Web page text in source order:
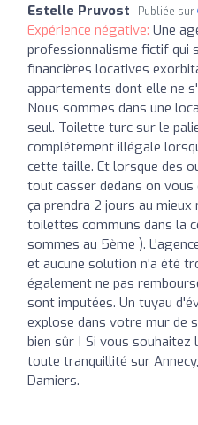
Estelle Pruvost Publiée sur
Expérience négative: Une
professionnalisme fictif qui
financières locatives
appartements dont elle ne
Nous sommes dans une
seul. Toilette turc sur le
complétement illégale
cette taille. Et lorsque des
tout casser dedans on
ça prendra 2 jours au mieux
toilettes communs dans la
sommes au 5ème ).
et aucune solution n'a été
également ne pas
sont imputées. Un tuyau
explose dans votre mur de
bien sûr ! Si vous souhaitez
toute tranquillité sur
Damiers.